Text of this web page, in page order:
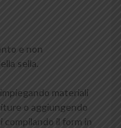
e non
sella.
materiali
o aggiungendo
il form in